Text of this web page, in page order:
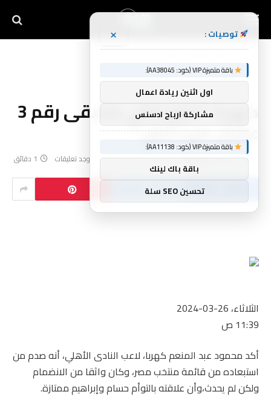
كهربا: “كولر قالي هتبقى رقم 3
عشان فرح أختي”
بواسطةفريق أنوار مارس 26, 2024 لا توجد تعليقات 1 دقائق
الثلاثاء، 26-03-2024
11:39 ص
أكد محمود عبد المنعم كهربا، لاعب النادى الأهلي، أنه صدم من
استبعاده من قائمة منتخب مصر، وكان واثقا من الانضمام
ولكن لم يحدث،وأن علاقته بالتوأم حسام وإبراهيم ممتازة.
توصيات : ×
باقة متميزة VIP (كود: AA38045):
اول اثنين ريادة اعمال
مشاركة ارباح ادسنس
باقة متميزة VIP (كود: AA11138):
باقة باك لينك
تحسين SEO سلة